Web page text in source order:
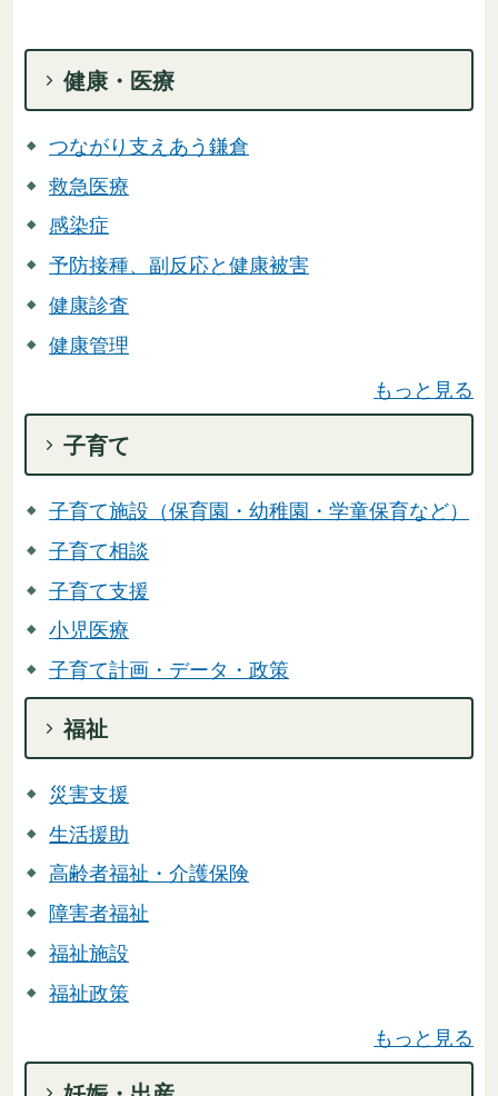
健康・医療
つながり支えあう鎌倉
救急医療
感染症
予防接種、副反応と健康被害
健康診査
健康管理
もっと見る
子育て
子育て施設（保育園・幼稚園・学童保育など）
子育て相談
子育て支援
小児医療
子育て計画・データ・政策
福祉
災害支援
生活援助
高齢者福祉・介護保険
障害者福祉
福祉施設
福祉政策
もっと見る